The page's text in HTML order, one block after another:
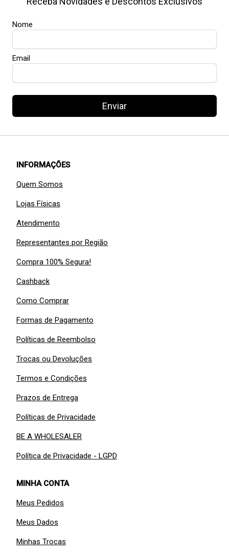
Nome
Email
Enviar
INFORMAÇÕES
Quem Somos
Lojas Físicas
Atendimento
Representantes por Região
Compra 100% Segura!
Cashback
Como Comprar
Formas de Pagamento
Políticas de Reembolso
Trocas ou Devoluções
Termos e Condições
Prazos de Entrega
Políticas de Privacidade
BE A WHOLESALER
Política de Privacidade - LGPD
MINHA CONTA
Meus Pedidos
Meus Dados
Minhas Trocas